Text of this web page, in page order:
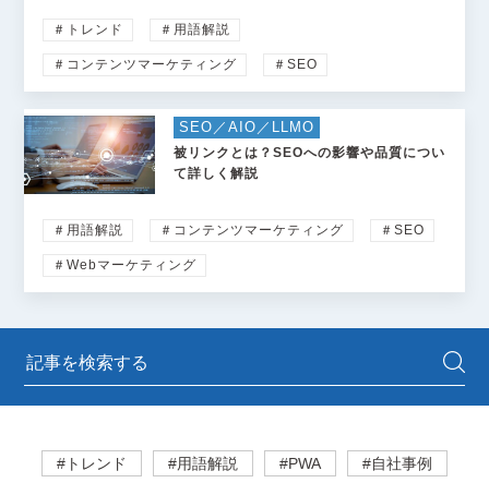
＃トレンド ＃用語解説
＃コンテンツマーケティング ＃SEO
SEO／AIO／LLMO
被リンクとは？SEOへの影響や品質につい
て詳しく解説
＃用語解説 ＃コンテンツマーケティング ＃SEO
＃Webマーケティング
#トレンド #用語解説 #PWA #自社事例